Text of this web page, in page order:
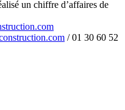
un chiffre d’affaires de
/ 01 30 60 52